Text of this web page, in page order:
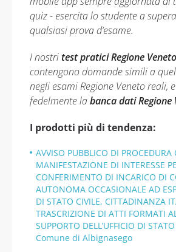
quiz - esercita lo studente a
qualsiasi prova d’esame.
I nostri test pratici Regione
contengono domande simili a
negli esami Regione Veneto reali,
fedelmente labanca dati Regione
I prodotti più di tendenza:
AVVISO PUBBLICO DI PROCEDURA
MANIFESTAZIONE DI INTERESSE
CONFERIMENTO DI INCARICO DI
AUTONOMA OCCASIONALE AD
DI STATO CIVILE, CITTADINANZA
TRASCRIZIONE DI ATTI FORMATI
SUPPORTO DELL’UFFICIO DI
Comune di Albignasego